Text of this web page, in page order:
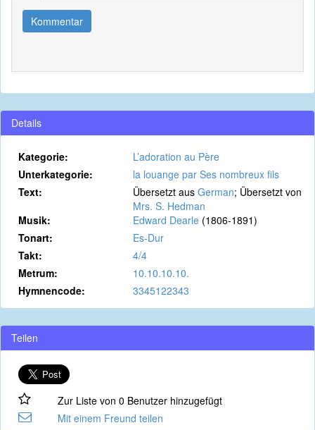
Kommentar
Details
Kategorie:
L’adoration au Père
Unterkategorie:
la louange par Ses nombreux fils
Text:
Übersetzt aus German; Übersetzt von
Mrs. S. Hedman
Musik:
Edward Dearle (1806-1891)
Tonart:
Es-Dur
Takt:
4/4
Metrum:
10.10.10.10.
Hymnencode:
3345122343
Teilen
Zur Liste von 0 Benutzer hinzugefügt
Mit einem Freund teilen